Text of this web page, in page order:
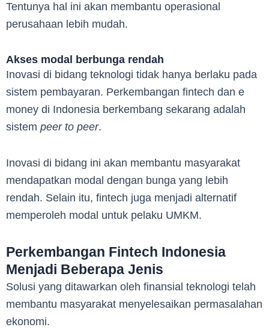
Tentunya hal ini akan membantu operasional
perusahaan lebih mudah.
Akses modal berbunga rendah
Inovasi di bidang teknologi tidak hanya berlaku pada
sistem pembayaran. Perkembangan fintech dan e
money di Indonesia berkembang sekarang adalah
sistem peer to peer.
Inovasi di bidang ini akan membantu masyarakat
mendapatkan modal dengan bunga yang lebih
rendah. Selain itu, fintech juga menjadi alternatif
memperoleh modal untuk pelaku UMKM.
Perkembangan Fintech Indonesia
Menjadi Beberapa Jenis
Solusi yang ditawarkan oleh finansial teknologi telah
membantu masyarakat menyelesaikan permasalahan
ekonomi.